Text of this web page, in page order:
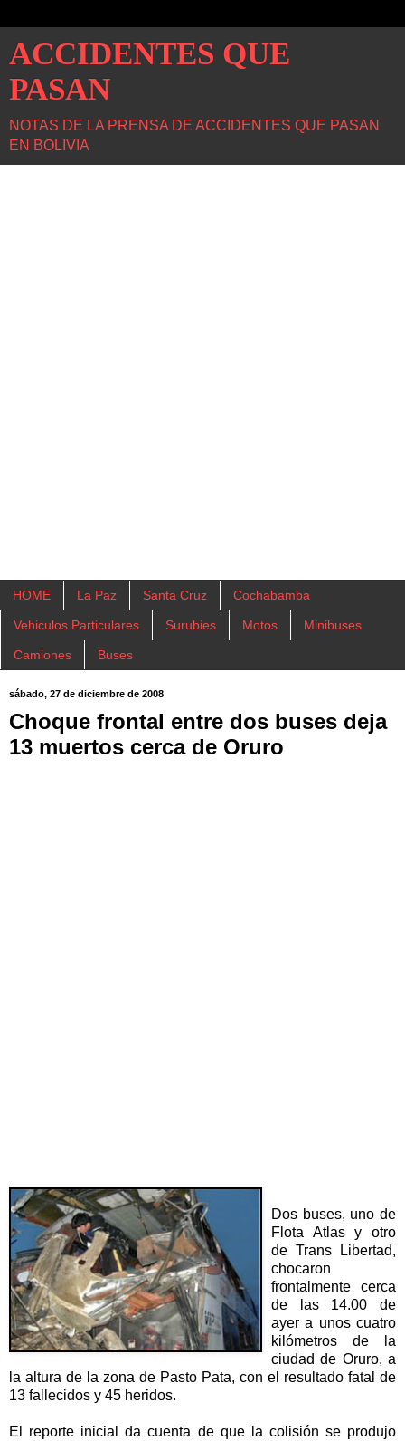
ACCIDENTES QUE
PASAN
NOTAS DE LA PRENSA DE ACCIDENTES QUE PASAN
EN BOLIVIA
HOME La Paz Santa Cruz Cochabamba
Vehiculos Particulares Surubies Motos Minibuses
Camiones Buses
sábado, 27 de diciembre de 2008
Choque frontal entre dos buses deja
13 muertos cerca de Oruro
Dos buses, uno de
Flota Atlas y otro
de Trans Libertad,
chocaron
frontalmente cerca
de las 14.00 de
ayer a unos cuatro
kilómetros de la
ciudad de Oruro, a
la altura de la zona de Pasto Pata, con el resultado fatal de
13 fallecidos y 45 heridos.
El reporte inicial da cuenta de que la colisión se produjo